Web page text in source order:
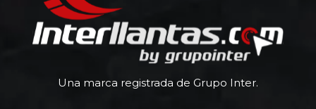
Una marca registrada de Grupo Inter.